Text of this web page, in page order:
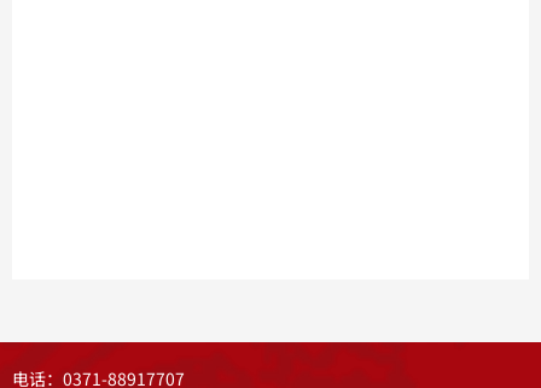
电话：0371-88917707